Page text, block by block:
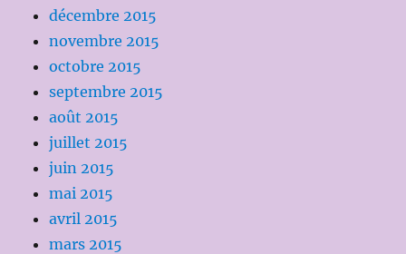
décembre 2015
novembre 2015
octobre 2015
septembre 2015
août 2015
juillet 2015
juin 2015
mai 2015
avril 2015
mars 2015